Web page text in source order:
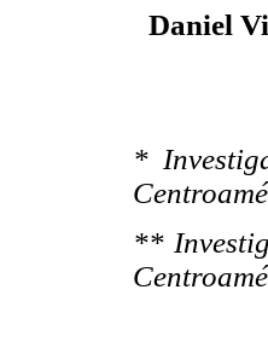
Daniel
*
**